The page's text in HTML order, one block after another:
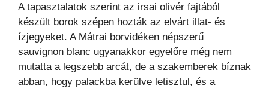
A tapasztalatok szerint az irsai olivér fajtából
készült borok szépen hozták az elvárt illat- és
ízjegyeket. A Mátrai borvidéken népszerű
sauvignon blanc ugyanakkor egyelőre még nem
mutatta a legszebb arcát, de a szakemberek bíznak
abban, hogy palackba kerülve letisztul, és a